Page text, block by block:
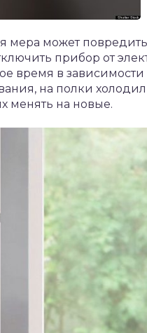
мера может
прибор от
время в зависимости
на полки
менять на новые.